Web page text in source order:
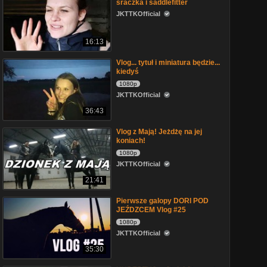
16:13
sraczka i saddlefitter
JKTTKOfficial
36:43
Vlog... tytuł i miniatura będzie...
kiedyś
1080p
JKTTKOfficial
21:41
Vlog z Mają! Jeżdżę na jej
koniach!
1080p
JKTTKOfficial
35:30
Pierwsze galopy DORI POD
JEŹDZCEM Vlog #25
1080p
JKTTKOfficial